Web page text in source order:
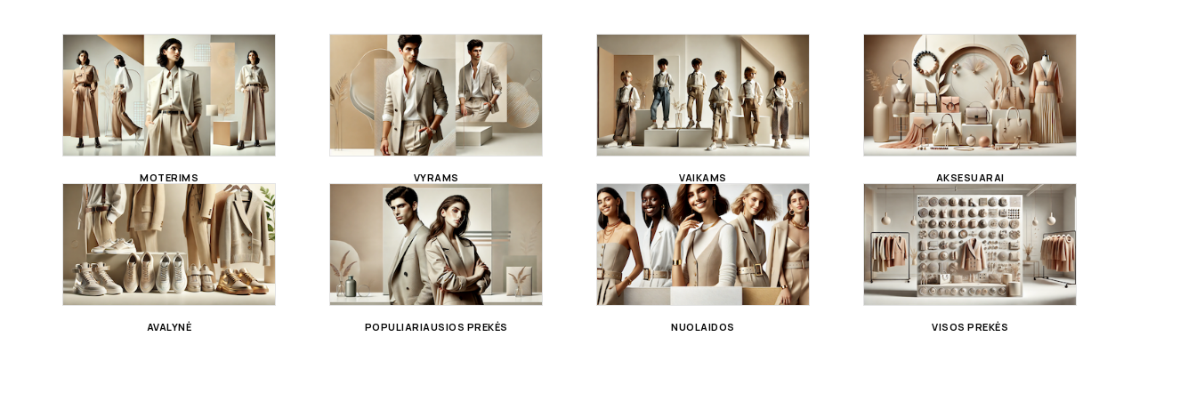
MOTERIMS VYRAMS VAIKAMS AKSESUARAI
AVALYNĖ POPULIARIAUSIOS PREKĖS NUOLAIDOS VISOS PREKĖS